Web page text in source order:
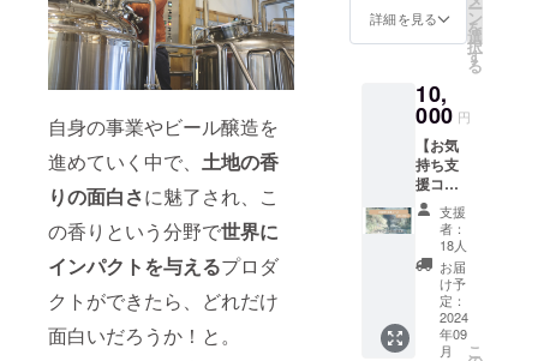
自身の事業やビール醸造を
進めていく中で、 土地の香
りの面白さに魅了され、こ
の香りという分野で世界に
インパクトを与えるプロダ
クトができたら、どれだけ
面白いだろうか！と。
ムが可
たデザ
インで
の香り
を留め
てくれ
る「ラ
ウンド
グラ
ス」の
予定で
す。
オリジ
ナルス
お送り
しま
す。 ●
お礼の
お手紙
（1枚）
心を込
めて感
謝のお
手紙を
お送り
しま
す。
詳細を見る ー
ン
を
選
択
す
る
10,
000 円
【お気
持ち支
援コー
ス 】 ●
オリジ
ナルス
テッ
カー（2
枚）
naturad
istillの
オリジ
支援
者：
18人
お届
け予
定：
2024
年09
月
こ